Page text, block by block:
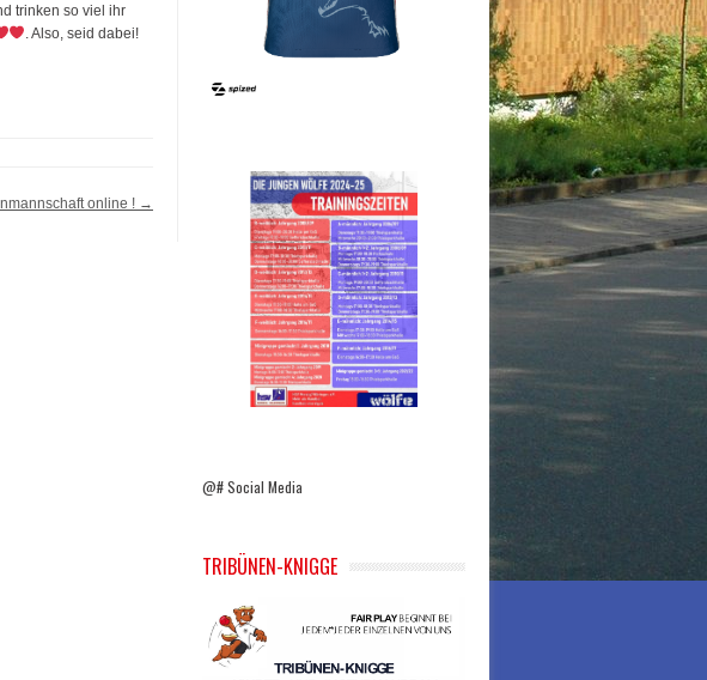
trinken so viel ihr
. Also, seid dabei!
online ! →
@# Social Media
TRIBÜNEN-KNIGGE